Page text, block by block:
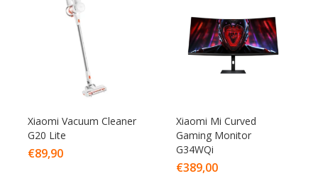
Xiaomi Vacuum Cleaner
G20 Lite
€89,90
Xiaomi Mi Curved
Gaming Monitor
G34WQi
€389,00